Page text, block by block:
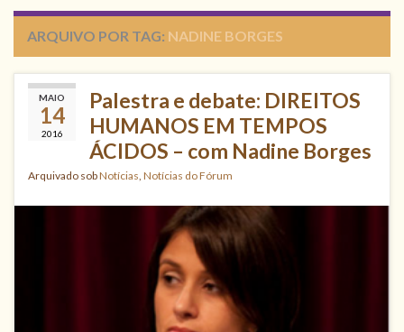
ARQUIVO POR TAG: NADINE BORGES
MAIO
14
2016
Palestra e debate: DIREITOS
HUMANOS EM TEMPOS
ÁCIDOS – com Nadine Borges
Arquivado sobNotícias Notícias do Fórum